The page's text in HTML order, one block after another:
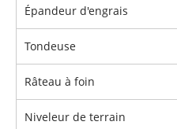
Épandeur d'engrais
Tondeuse
Râteau à foin
Niveleur de terrain